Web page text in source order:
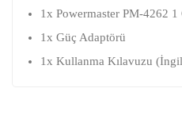
1x Powermaster PM-4262 1
1x Güç Adaptörü
1x Kullanma Kılavuzu